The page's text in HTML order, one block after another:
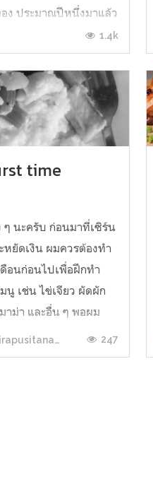
ง ประมาณปีหนึ่งมาแล้ว
สเต๊ก พิซซ่า ซุปหัวหอม
แต่ก็พาสต้า ที่บ้านไม่
1.4k
time
ๆ นะครับ ก่อนมาที่เซิร์น
หยัดเงิน ผมควรต้องทำ
อนก่อนไปเพื่อฝึกทำ
นู เช่น ไข่เจียว ผัดผัก
าม่า และอื่น ๆ พอผม
นเป็นของเราจริง ๆ 247